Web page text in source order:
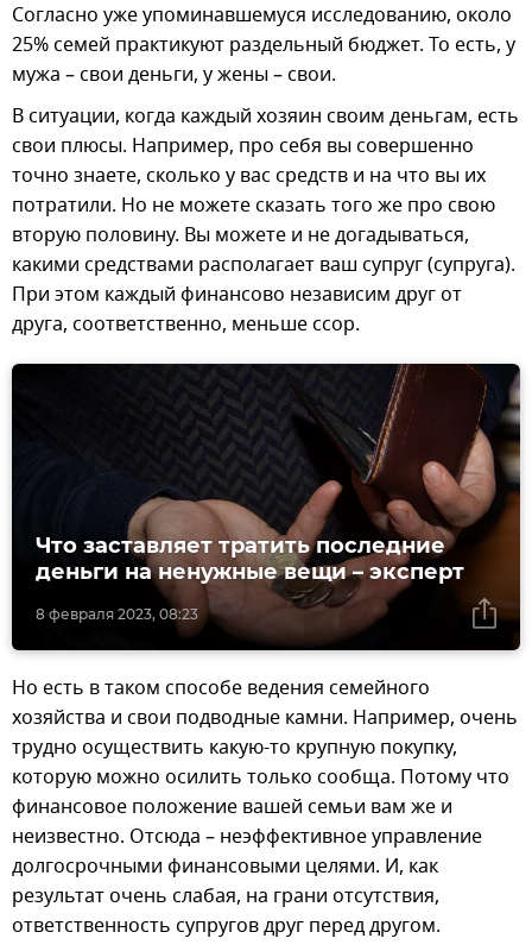
Согласно уже упоминавшемуся исследованию, около
25% семей практикуют раздельный бюджет. То есть, у
мужа – свои деньги, у жены – свои.
В ситуации, когда каждый хозяин своим деньгам, есть
свои плюсы. Например, про себя вы совершенно
точно знаете, сколько у вас средств и на что вы их
потратили. Но не можете сказать того же про свою
вторую половину. Вы можете и не догадываться,
какими средствами располагает ваш супруг (супруга).
При этом каждый финансово независим друг от
друга, соответственно, меньше ссор.
8 февраля 2023, 08:23
Что заставляет тратить последние
деньги на ненужные вещи – эксперт
Но есть в таком способе ведения семейного
хозяйства и свои подводные камни. Например, очень
трудно осуществить какую-то крупную покупку,
которую можно осилить только сообща. Потому что
финансовое положение вашей семьи вам же и
неизвестно. Отсюда – неэффективное управление
долгосрочными финансовыми целями. И, как
результат очень слабая, на грани отсутствия,
ответственность супругов друг перед другом.